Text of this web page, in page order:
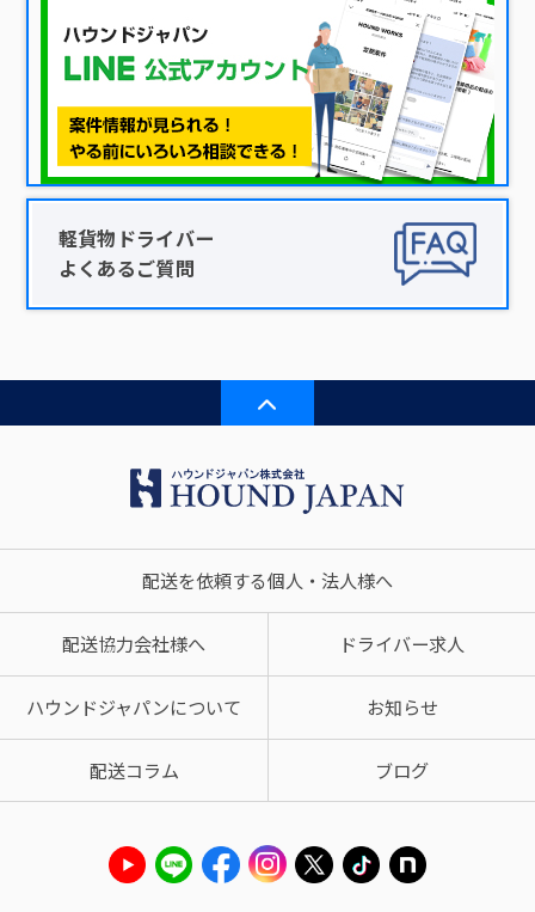
軽貨物ドライバー
よくあるご質問
配送を依頼する個人・法人様へ
配送協力会社様へ ドライバー求人
ハウンドジャパンについて お知らせ
配送コラム ブログ